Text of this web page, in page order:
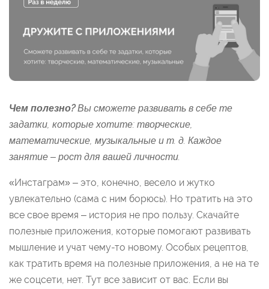
Чем полезно?Вы сможете развивать в себе те
задатки, которые хотите: творческие,
математические, музыкальные и т. д. Каждое
занятие – рост для вашей личности.
«Инстаграм» – это, конечно, весело и жутко
увлекательно (сама с ним борюсь). Но тратить на это
все свое время – история не про пользу. Скачайте
полезные приложения, которые помогают развивать
мышление и учат чему-то новому. Особых рецептов,
как тратить время на полезные приложения, а не на те
же соцсети, нет. Тут все зависит от вас. Если вы